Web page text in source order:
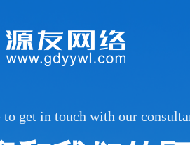
to get in touch with our